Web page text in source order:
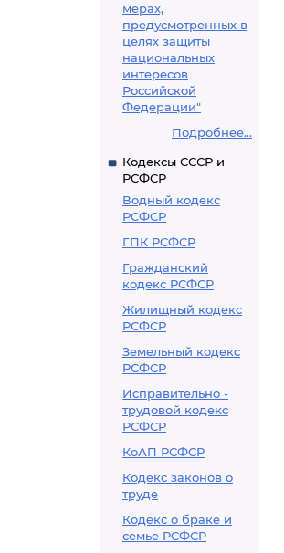
мерах,
предусмотренных в
целях защиты
национальных
интересов
Российской
Федерации"
Подробнее...
Кодексы СССР и
РСФСР
Водный кодекс
РСФСР
ГПК РСФСР
Гражданский
кодекс РСФСР
Жилищный кодекс
РСФСР
Земельный кодекс
РСФСР
Исправительно -
трудовой кодекс
РСФСР
КоАП РСФСР
Кодекс законов о
труде
Кодекс о браке и
семье РСФСР